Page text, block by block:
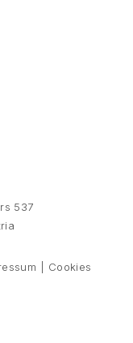
537
Cookies